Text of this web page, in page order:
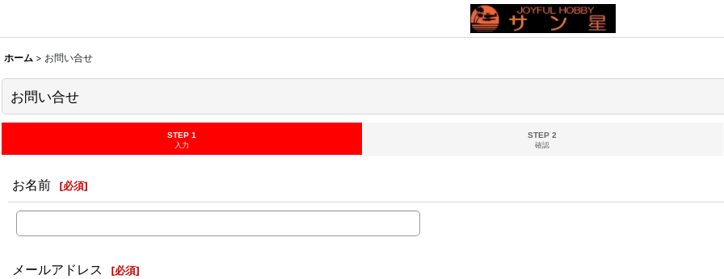
ホーム > お問い合せ
お問い合せ
STEP 1
入力
STEP 2
確認
お名前 [必須]
メールアドレス [必須]